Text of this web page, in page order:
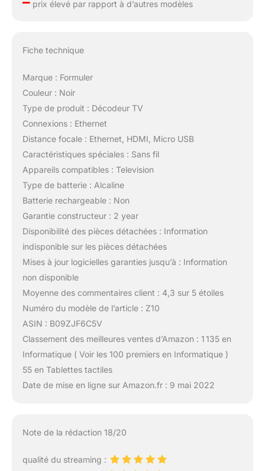
prix élevé par rapport à d’autres modèles
Fiche technique
Marque : Formuler
Couleur : Noir
Type de produit : Décodeur TV
Connexions : Ethernet
Distance focale : Ethernet, HDMI, Micro USB
Caractéristiques spéciales : Sans fil
Appareils compatibles : Television
Type de batterie : Alcaline
Batterie rechargeable : Non
Garantie constructeur : 2 year
Disponibilité des pièces détachées : Information
indisponible sur les pièces détachées
Mises à jour logicielles garanties jusqu’à : Information
non disponible
Moyenne des commentaires client : 4,3 sur 5 étoiles
Numéro du modèle de l’article : Z10
ASIN : B09ZJF6C5V
Classement des meilleures ventes d’Amazon : 1 135 en
Informatique ( Voir les 100 premiers en Informatique )
55 en Tablettes tactiles
Date de mise en ligne sur Amazon.fr : 9 mai 2022
Note de la rédaction 18/20
qualité du streaming :